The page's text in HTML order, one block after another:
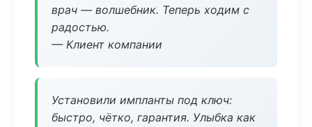
врач — волшебник. Теперь ходим с
радостью.
— Клиент компании
Установили импланты под ключ:
быстро, чётко, гарантия. Улыбка как